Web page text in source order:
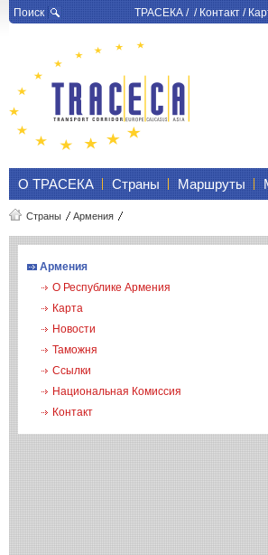
Поиск ТРАСЕКА/ /Контакт/
О ТРАСЕКА Страны Маршруты
Страны Армения
Армения
О Республике Армения
Карта
Новости
Таможня
Ссылки
Национальная Комиссия
Контакт